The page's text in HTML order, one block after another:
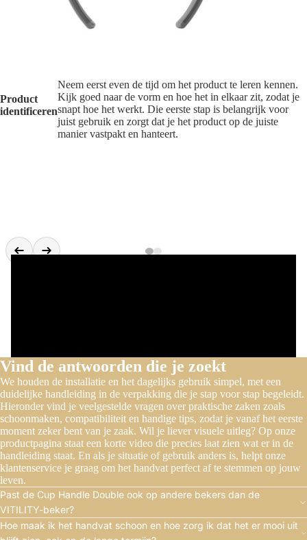
Product
identificeren
Neem eerst even de tijd om het product te leren kennen.
Kijk goed naar de vorm en hoe het in elkaar zit, zodat je
snapt hoe het werkt. Die eerste stap is belangrijk voor
juist gebruik en zorgt dat je het product op de juiste
manier vastpakt en hanteert.
Vind de antwoorden die je zoekt
We houden de installatie en het dagelijks gebruik simpel, met een
duidelijke handleiding in de verpakking die je stap voor stap begeleidt.
Hieronder vind je veelgestelde vragen over praktische zaken zoals
schoonmaken, compatibiliteit en handige tips, zodat je vanaf het eerste
moment zeker bent van je zaak. Wil je liever visuele uitleg? Op onze
productpagina staat een korte video die precies laat zien wat er in de
handleiding staat. En als je situatie of gebruik anders is, helpt onze
klantenservice je graag om het handvat perfect af te stemmen op jouw
leven.
Past de Cup Handle Double ook op andere bekers dan de
VITILITY-beker?
Hoe maak ik het handvat schoon en hoe zorg ik dat het er mooi uit